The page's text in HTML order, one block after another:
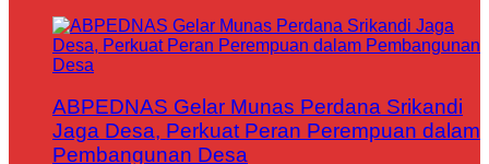
ABPEDNAS Gelar Munas Perdana Srikandi
Jaga Desa, Perkuat Peran Perempuan dalam
Pembangunan Desa